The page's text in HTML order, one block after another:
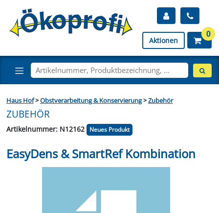
Aktionen
0
Haus Hof>Obstverarbeitung & Konservierung>Zubehör
ZUBEHÖR
Artikelnummer: N12162 Neues Produkt
EasyDens & SmartRef Kombination